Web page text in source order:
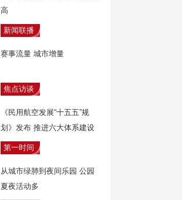
高
新闻联播
赛事流量 城市增量
焦点访谈
《民用航空发展“十五五”规
划》发布 推进六大体系建设
第一时间
从城市绿肺到夜间乐园 公园
夏夜活动多